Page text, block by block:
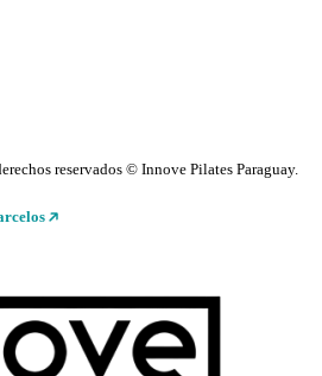
reservados © Innove Pilates Paraguay.